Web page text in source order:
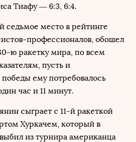
Тиафу — 6:3, 6:4.
седьмое место в рейтинге
профессионалов, обошел
ю ракетку мира, по всем
пусть и
ему потребовалось
час и 11 минут.
сыграет с 11-й ракеткой
Хуркачем, который в
из турнира американца